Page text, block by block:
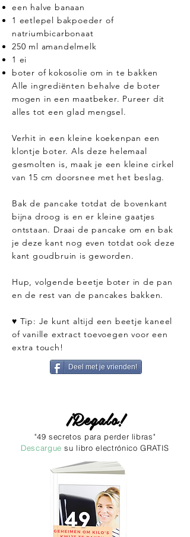
een halve banaan
1 eetlepel bakpoeder of
natriumbicarbonaat
250 ml amandelmelk
1 ei
boter of kokosolie om in te bakken
Alle ingrediënten behalve de boter
mogen in een maatbeker. Pureer dit
alles tot een glad mengsel.
Verhit in een kleine koekenpan een
klontje boter. Als deze helemaal
gesmolten is, maak je een kleine cirkel
van 15 cm doorsnee met het beslag.
Bak de pancake totdat de bovenkant
bijna droog is en er kleine gaatjes
ontstaan. Draai de pancake om en bak
je deze kant nog even totdat ook deze
kant goudbruin is geworden.
Hup, volgende beetje boter in de pan
en de rest van de pancakes bakken.
♥ Tip: Je kunt altijd een beetje kaneel
of vanille extract toevoegen voor een
extra touch!
Deel met je vrienden!
¡Regalo!
"49 secretos para perder libras"
Descargue su libro electrónico GRATIS